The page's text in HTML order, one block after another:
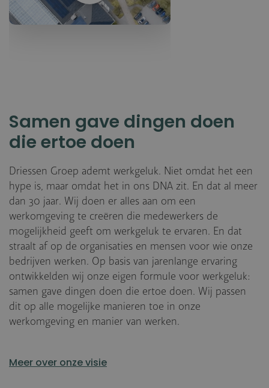
Samen gave dingen doen
die ertoe doen
Driessen Groep ademt werkgeluk. Niet omdat het een
hype is, maar omdat het in ons DNA zit. En dat al meer
dan 30 jaar. Wij doen er alles aan om een
werkomgeving te creëren die medewerkers de
mogelijkheid geeft om werkgeluk te ervaren. En dat
straalt af op de organisaties en mensen voor wie onze
bedrijven werken. Op basis van jarenlange ervaring
ontwikkelden wij onze eigen formule voor werkgeluk:
samen gave dingen doen die ertoe doen. Wij passen
dit op alle mogelijke manieren toe in onze
werkomgeving en manier van werken.
Meer over onze visie